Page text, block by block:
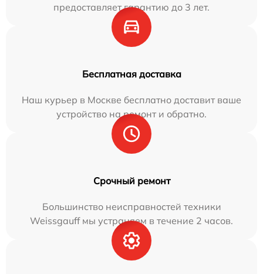
предоставляет гарантию до 3 лет.
Бесплатная доставка
Наш курьер в Москве бесплатно доставит ваше
устройство на ремонт и обратно.
Срочный ремонт
Большинство неисправностей техники
Weissgauff мы устраняем в течение 2 часов.